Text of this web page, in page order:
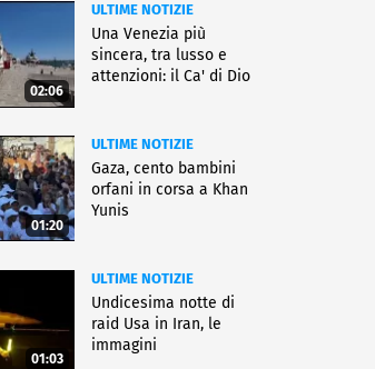
02:06
ULTIME NOTIZIE
Una Venezia più
sincera, tra lusso e
attenzioni: il Ca' di Dio
01:20
ULTIME NOTIZIE
Gaza, cento bambini
orfani in corsa a Khan
Yunis
01:03
ULTIME NOTIZIE
Undicesima notte di
raid Usa in Iran, le
immagini